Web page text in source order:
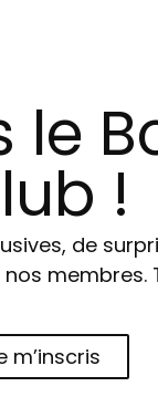
le
!
de
membres.
m’inscris